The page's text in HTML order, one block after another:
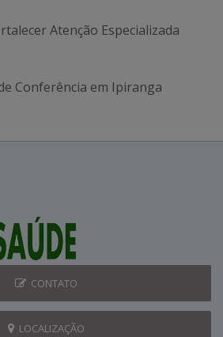
Atenção Especializada
Conferência em Ipiranga
CONTATO
LOCALIZAÇÃO